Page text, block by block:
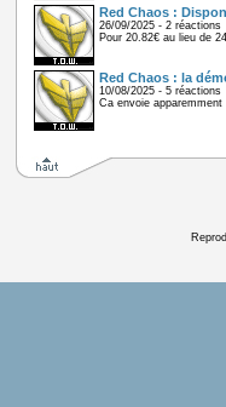
Red Chaos :
26/09/2025 - 2 réactions
Pour 20.82€ au lieu de
Red Chaos : la
10/08/2025 - 5 réactions
Ca envoie apparemment